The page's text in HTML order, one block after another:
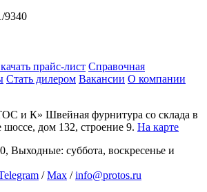
9340
прайс-лист Справочная
Стать дилером Вакансии О компании
и К» Швейная фурнитура со склада в
шоссе, дом 132, строение 9. На карте
Выходные: суббота, воскресенье и
/Max /info@protos.ru